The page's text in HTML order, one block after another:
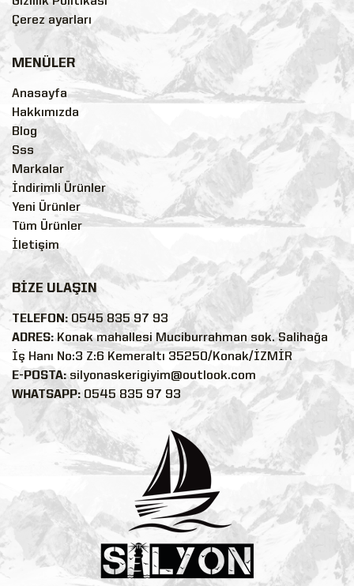
Çerez ayarları
MENÜLER
Anasayfa
Hakkımızda
Blog
Sss
Markalar
İndirimli Ürünler
Yeni Ürünler
Tüm Ürünler
İletişim
BİZE ULAŞIN
TELEFON: 0545 835 97 93
ADRES:Konak mahallesi Muciburrahman sok. Salihağa
İş Hanı No:3 Z:6 Kemeraltı 35250/Konak/İZMİR
E-POSTA: silyonaskerigiyim@outlook.com
WHATSAPP: 0545 835 97 93